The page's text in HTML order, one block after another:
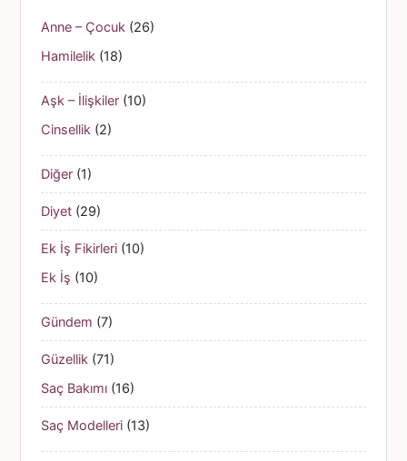
Anne – Çocuk (26)
Hamilelik (18)
Aşk – İlişkiler (10)
Cinsellik (2)
Diğer (1)
Diyet (29)
Ek İş Fikirleri (10)
Ek İş (10)
Gündem (7)
Güzellik (71)
Saç Bakımı (16)
Saç Modelleri (13)